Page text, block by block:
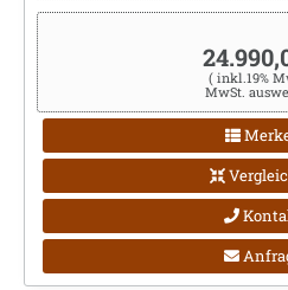
( inkl.19%
MwSt.